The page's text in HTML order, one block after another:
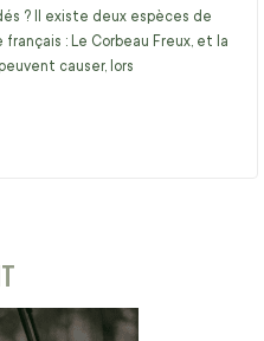
? Il existe deux espèces de
: Le Corbeau Freux, et la
causer, lors